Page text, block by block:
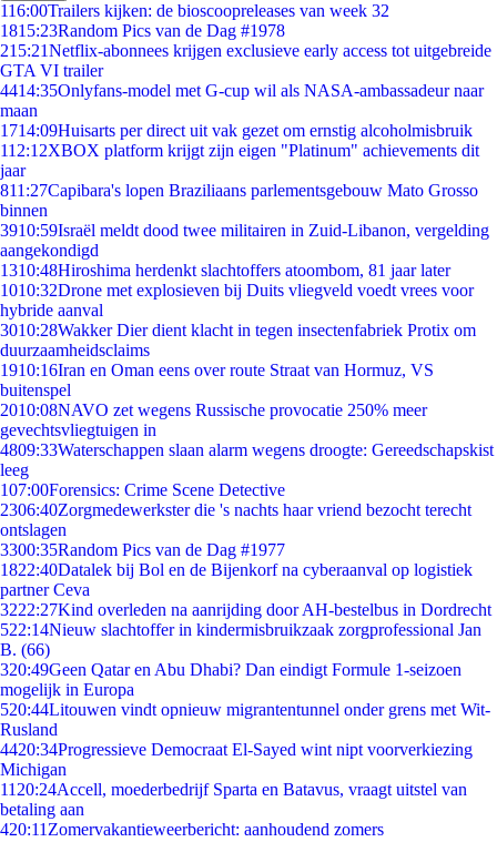
116:00Trailers kijken: de bioscoopreleases van week 32
1815:23Random Pics van de Dag #1978
215:21Netflix-abonnees krijgen exclusieve early access tot uitgebreide
GTA VI trailer
4414:35Onlyfans-model met G-cup wil als NASA-ambassadeur naar
maan
1714:09Huisarts per direct uit vak gezet om ernstig alcoholmisbruik
112:12XBOX platform krijgt zijn eigen "Platinum" achievements dit
jaar
811:27Capibara's lopen Braziliaans parlementsgebouw Mato Grosso
binnen
3910:59Israël meldt dood twee militairen in Zuid-Libanon, vergelding
aangekondigd
1310:48Hiroshima herdenkt slachtoffers atoombom, 81 jaar later
1010:32Drone met explosieven bij Duits vliegveld voedt vrees voor
hybride aanval
3010:28Wakker Dier dient klacht in tegen insectenfabriek Protix om
duurzaamheidsclaims
1910:16Iran en Oman eens over route Straat van Hormuz, VS
buitenspel
2010:08NAVO zet wegens Russische provocatie 250% meer
gevechtsvliegtuigen in
4809:33Waterschappen slaan alarm wegens droogte: Gereedschapskist
leeg
107:00Forensics: Crime Scene Detective
2306:40Zorgmedewerkster die 's nachts haar vriend bezocht terecht
ontslagen
3300:35Random Pics van de Dag #1977
1822:40Datalek bij Bol en de Bijenkorf na cyberaanval op logistiek
partner Ceva
3222:27Kind overleden na aanrijding door AH-bestelbus in Dordrecht
522:14Nieuw slachtoffer in kindermisbruikzaak zorgprofessional Jan
B. (66)
320:49Geen Qatar en Abu Dhabi? Dan eindigt Formule 1-seizoen
mogelijk in Europa
520:44Litouwen vindt opnieuw migrantentunnel onder grens met Wit-
Rusland
4420:34Progressieve Democraat El-Sayed wint nipt voorverkiezing
Michigan
11 20:24Accell, moederbedrijf Sparta en Batavus, vraagt uitstel van
betaling aan
420:11 Zomervakantieweerbericht: aanhoudend zomers